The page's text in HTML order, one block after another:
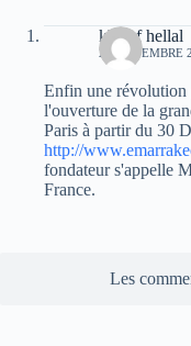
khelaf hellal
27 NOVEMBRE
Enfin une révolution
l'ouverture de la
Paris à partir du 30
http://
fondateur s'appelle
France.
Les